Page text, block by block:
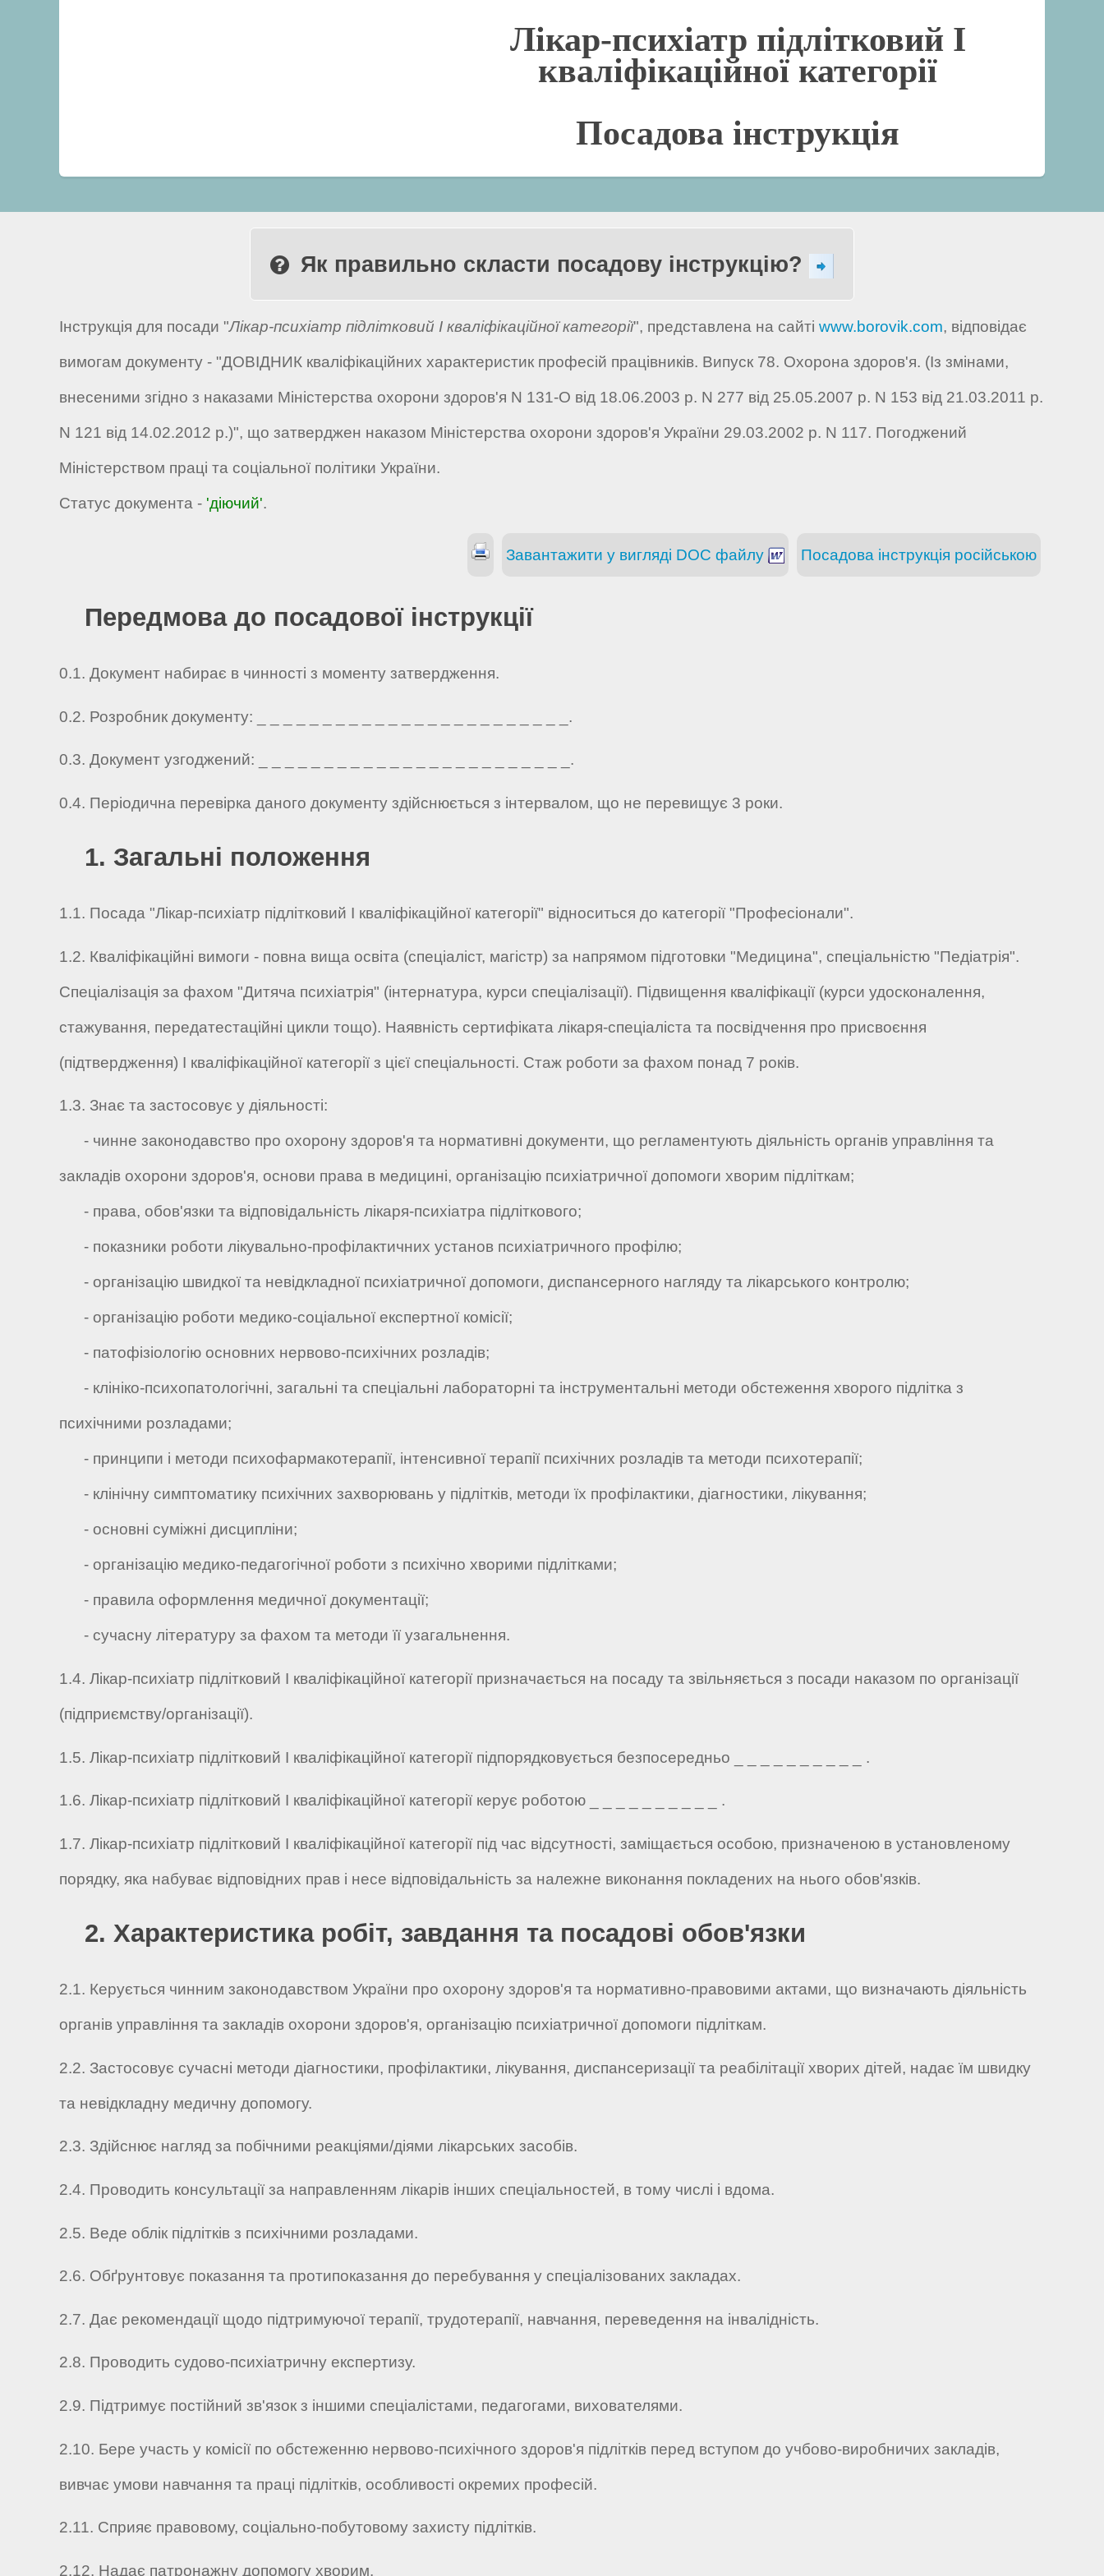
Лікар-психіатр підлітковий I
кваліфікаційної категорії
Посадова інструкція
Як правильно скласти посадову інструкцію?
Інструкція для посади "Лікар-психіатр підлітковий I кваліфікаційної категорії", представлена на сайті www.borovik.com, відповідає
вимогам документу - "ДОВІДНИК кваліфікаційних характеристик професій працівників. Випуск 78. Охорона здоров'я. (Із змінами,
внесеними згідно з наказами Міністерства охорони здоров'я N 131-О від 18.06.2003 р. N 277 від 25.05.2007 р. N 153 від 21.03.2011 р.
N 121 від 14.02.2012 р.)", що затверджен наказом Міністерства охорони здоров'я України 29.03.2002 р. N 117. Погоджений
Міністерством праці та соціальної політики України.
Статус документа - 'діючий'.
Посадова інструкція російською
Завантажити у вигляді DOC файлу
Передмова до посадової інструкції
0.1. Документ набирає в чинності з моменту затвердження.
0.2. Розробник документу: _ _ _ _ _ _ _ _ _ _ _ _ _ _ _ _ _ _ _ _ _ _ _ _.
0.3. Документ узгоджений: _ _ _ _ _ _ _ _ _ _ _ _ _ _ _ _ _ _ _ _ _ _ _ _.
0.4. Періодична перевірка даного документу здійснюється з інтервалом, що не перевищує 3 роки.
1. Загальні положення
1.1. Посада "Лікар-психіатр підлітковий I кваліфікаційної категорії" відноситься до категорії "Професіонали".
1.2. Кваліфікаційні вимоги - повна вища освіта (спеціаліст, магістр) за напрямом підготовки "Медицина", спеціальністю "Педіатрія".
Спеціалізація за фахом "Дитяча психіатрія" (інтернатура, курси спеціалізації). Підвищення кваліфікації (курси удосконалення,
стажування, передатестаційні цикли тощо). Наявність сертифіката лікаря-спеціаліста та посвідчення про присвоєння
(підтвердження) I кваліфікаційної категорії з цієї спеціальності. Стаж роботи за фахом понад 7 років.
1.3. Знає та застосовує у діяльності:
- чинне законодавство про охорону здоров'я та нормативні документи, що регламентують діяльність органів управління та
закладів охорони здоров'я, основи права в медицині, організацію психіатричної допомоги хворим підліткам;
- права, обов'язки та відповідальність лікаря-психіатра підліткового;
- показники роботи лікувально-профілактичних установ психіатричного профілю;
- організацію швидкої та невідкладної психіатричної допомоги, диспансерного нагляду та лікарського контролю;
- організацію роботи медико-соціальної експертної комісії;
- патофізіологію основних нервово-психічних розладів;
- клініко-психопатологічні, загальні та спеціальні лабораторні та інструментальні методи обстеження хворого підлітка з
психічними розладами;
- принципи і методи психофармакотерапії, інтенсивної терапії психічних розладів та методи психотерапії;
- клінічну симптоматику психічних захворювань у підлітків, методи їх профілактики, діагностики, лікування;
- основні суміжні дисципліни;
- організацію медико-педагогічної роботи з психічно хворими підлітками;
- правила оформлення медичної документації;
- сучасну літературу за фахом та методи її узагальнення.
1.4. Лікар-психіатр підлітковий I кваліфікаційної категорії призначається на посаду та звільняється з посади наказом по організації
(підприємству/організації).
1.5. Лікар-психіатр підлітковий I кваліфікаційної категорії підпорядковується безпосередньо _ _ _ _ _ _ _ _ _ _ .
1.6. Лікар-психіатр підлітковий I кваліфікаційної категорії керує роботою _ _ _ _ _ _ _ _ _ _ .
1.7. Лікар-психіатр підлітковий I кваліфікаційної категорії під час відсутності, заміщається особою, призначеною в установленому
порядку, яка набуває відповідних прав і несе відповідальність за належне виконання покладених на нього обов'язків.
2. Характеристика робіт, завдання та посадові обов'язки
2.1. Керується чинним законодавством України про охорону здоров'я та нормативно-правовими актами, що визначають діяльність
органів управління та закладів охорони здоров'я, організацію психіатричної допомоги підліткам.
2.2. Застосовує сучасні методи діагностики, профілактики, лікування, диспансеризації та реабілітації хворих дітей, надає їм швидку
та невідкладну медичну допомогу.
2.3. Здійснює нагляд за побічними реакціями/діями лікарських засобів.
2.4. Проводить консультації за направленням лікарів інших спеціальностей, в тому числі і вдома.
2.5. Веде облік підлітків з психічними розладами.
2.6. Обґрунтовує показання та протипоказання до перебування у спеціалізованих закладах.
2.7. Дає рекомендації щодо підтримуючої терапії, трудотерапії, навчання, переведення на інвалідність.
2.8. Проводить судово-психіатричну експертизу.
2.9. Підтримує постійний зв'язок з іншими спеціалістами, педагогами, вихователями.
2.10. Бере участь у комісії по обстеженню нервово-психічного здоров'я підлітків перед вступом до учбово-виробничих закладів,
вивчає умови навчання та праці підлітків, особливості окремих професій.
2.11. Сприяє правовому, соціально-побутовому захисту підлітків.
2.12. Надає патронажну допомогу хворим.